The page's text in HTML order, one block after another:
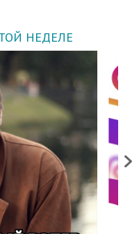
НЕДЕЛЕ
Next